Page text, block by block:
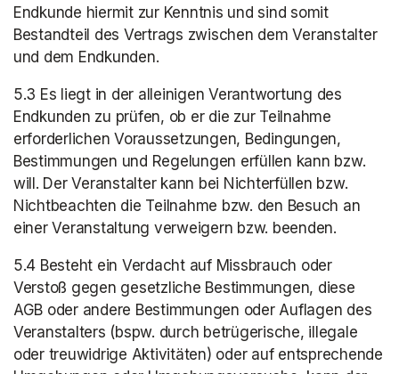
Endkunde hiermit zur Kenntnis und sind somit
Bestandteil des Vertrags zwischen dem Veranstalter
und dem Endkunden.
5.3 Es liegt in der alleinigen Verantwortung des
Endkunden zu prüfen, ob er die zur Teilnahme
erforderlichen Voraussetzungen, Bedingungen,
Bestimmungen und Regelungen erfüllen kann bzw.
will. Der Veranstalter kann bei Nichterfüllen bzw.
Nichtbeachten die Teilnahme bzw. den Besuch an
einer Veranstaltung verweigern bzw. beenden.
5.4 Besteht ein Verdacht auf Missbrauch oder
Verstoß gegen gesetzliche Bestimmungen, diese
AGB oder andere Bestimmungen oder Auflagen des
Veranstalters (bspw. durch betrügerische, illegale
oder treuwidrige Aktivitäten) oder auf entsprechende